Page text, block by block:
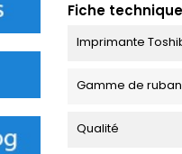
Fiche technique
Imprimante
Gamme de
Qualité